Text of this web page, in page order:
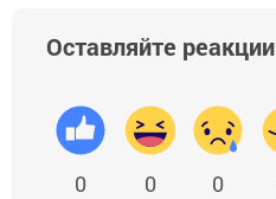
Оставляйте реакции
0 0 0